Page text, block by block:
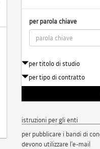
per parola chiave
per titolo di studio
per tipo di contratto
istruzioni per gli enti
per pubblicare i bandi di
devono utilizzare l'e-mail